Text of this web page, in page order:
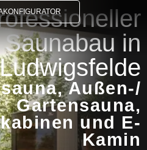
Saunabau in
Ludwigsfelde
Außen-/
Gartensauna,
und E-
Kamin